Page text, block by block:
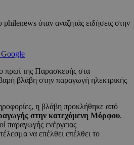
όταν αναζητάς ειδήσεις στην
πρωί της Παρασκευής στα
βλάβη στην παραγωγή ηλεκτρικής
η βλάβη προκλήθηκε από
στην κατεχόμενη Μόρφου.
παραγωγής ενέργειας
να επέλθει επέλθει το